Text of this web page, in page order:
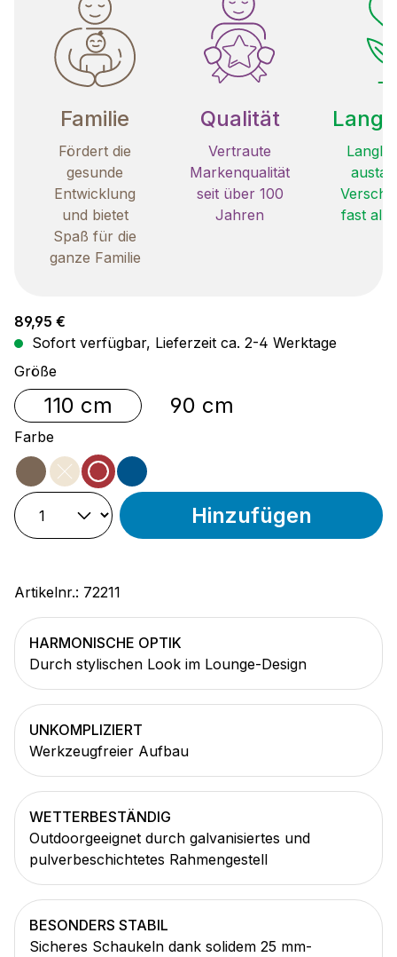
Familie
Fördert die
gesunde
Entwicklung
und bietet
Spaß für die
ganze Familie
Qualität
Vertraute
Markenqualität
seit über 100
Jahren
fast
Regulärer Preis:
89,95 €
Sofort verfügbar, Lieferzeit ca. 2-4 Werktage
Größeauswählen
110 cm 90 cm
Farbeauswählen
mocha
sand
(Diese Option ist zurzeit nicht verfügbar.)
amber
blau
Hinzufügen
Artikelnr.: 72211
HARMONISCHE OPTIK
Durch stylischen Look im Lounge-Design
UNKOMPLIZIERT
Werkzeugfreier Aufbau
WETTERBESTÄNDIG
Outdoorgeeignet durch galvanisiertes und
pulverbeschichtetes Rahmengestell
BESONDERS STABIL
Sicheres Schaukeln dank solidem 25 mm-